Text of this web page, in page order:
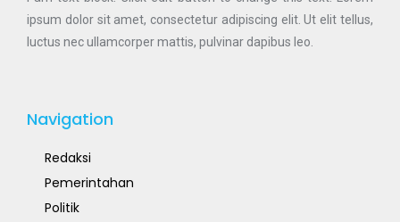
ipsum dolor sit amet, consectetur adipiscing elit. Ut elit tellus,
luctus nec ullamcorper mattis, pulvinar dapibus leo.
Navigation
Redaksi
Pemerintahan
Politik